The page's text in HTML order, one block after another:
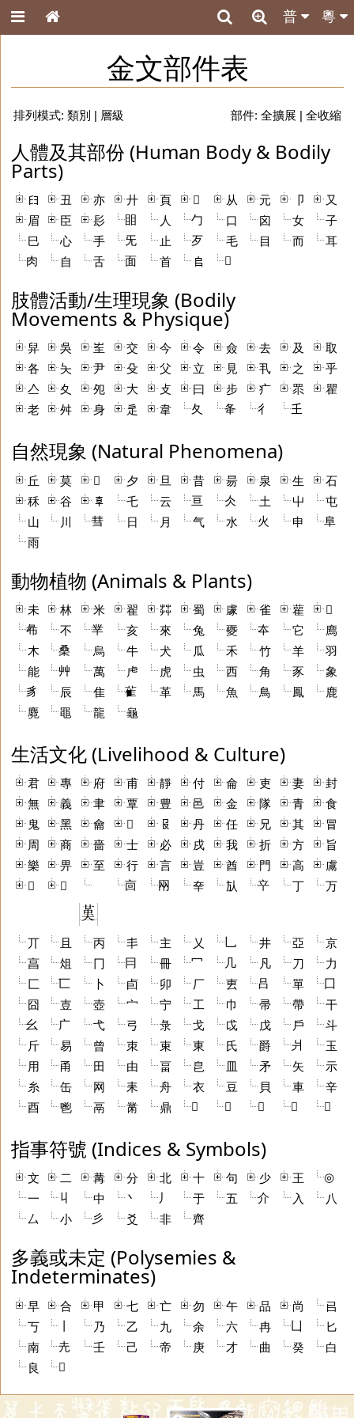
粵
普
金文部件表
排列模式: 類別 | 層級 部件: 全擴展 | 全收縮
人體及其部份 (Human Body & Bodily
Parts)
𦥑 丑 亦 廾 頁 𠨍 从 元 卩
又
眉
臣 髟 䀠 人 勹 口 囟 女
子
巳
心 手 旡 止 歹 毛 目 而
耳
肉
自 舌 面 首 𠂤 𠬜
肢體活動/生理現象 (Bodily
Movements & Physique)
舁 吳 㞷 交 今 令 僉 去 及
取
各
夨 尹 殳 父 立 見 丮 之
乎
亼
夊 夗 大 攴 曰 步 疒 眔
瞿
老
舛 身 辵 韋 夂 夅 彳 𡈼
自然現象 (Natural Phenomena)
丘 莫 𣶃 夕 旦 昔 昜 泉 生
石
秝
谷 𠦝 乇 云 亘 仌 土 屮
屯
山
川 彗 日 月 气 水 火 申
阜
雨
動物植物 (Animals & Plants)
未 林 米 翟 茻 蜀 豦 雀 雚
𢆶
㣇
不 丵 亥 來 兔 夒 夲 它
廌
木
桑 烏 牛 犬 瓜 禾 竹 羊
羽
能
艸 萬 虍 虎 虫 西 角 豕
象
豸
辰 隹 雈 革 馬 魚 鳥 鳳
鹿
麑
黽 龍 龜
生活文化 (Livelihood & Culture)
君 專 府 甫 靜 付 侖 吏 妻
封
無
義 聿 覃 豊 邑 金 隊 青
食
鬼
黑 龠 𠩺 𠬝 丹 任 兄 其
冒
周
商 嗇 士 必 戌 我 折 方
旨
樂
畀 至 行 言 豈 酋 門 高
鬳
𠓛
𢦔 㐭 㒳 㚔 㫃 䇂 丁 万
丌 且 丙 丯 主 乂 乚 井 亞
京
亯
俎 冂 冃 冊 冖 几 凡 刀
力
匚
匸 卜 卣 卯 厂 叀 吕 單
囗
囧
壴 壺 宀 宁 工 巾 帚 帶
干
幺
广 弋 弓 彔 戈 戉 戊 戶
斗
斤
易 曾 朿 束 東 氏 爵 爿
玉
用
甬 田 由 畐 皀 皿 矛 矢
示
糸
缶 网 耒 舟 衣 豆 貝 車
辛
酉
鬯 鬲 黹 鼎 𠀠 𠃬 𠓠 𠦒 𤰈
指事符號 (Indices & Symbols)
文 二 冓 分 北 十 句 少 王
◎
一
丩 中 丶 丿 于 五 介 入
八
厶
小 彡 爻 非 齊
多義或未定 (Polysemies &
Indeterminates)
早 合 甲 七 亡 勿 午 品 尚
㠯
丂
丨 乃 乙 九 余 六 冉 凵
匕
南
圥 壬 己 帝 庚 才 曲 癸
白
良
𧷏